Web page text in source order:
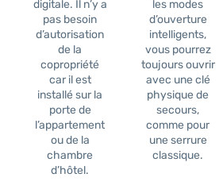
digitale. Il n’y a
pas besoin
d’autorisation
de la
copropriété
car il est
installé sur la
porte de
l’appartement
ou de la
chambre
d’hôtel.
les modes
d’ouverture
intelligents,
vous pourrez
toujours ouvrir
avec une clé
physique de
secours,
comme pour
une serrure
classique.